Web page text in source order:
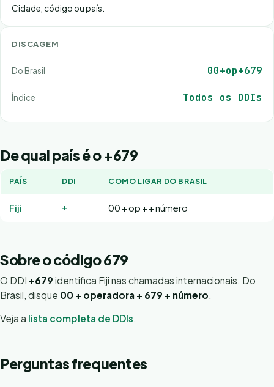
Cidade, código ou país.
DISCAGEM
Do Brasil 00+op+679
Índice Todos os DDIs
De qual país é o +679
PAÍS DDI COMO LIGAR DO BRASIL
Fiji + 00 + op + + número
Sobre o código 679
O DDI +679 identifica Fiji nas chamadas internacionais. Do
Brasil, disque 00 + operadora + 679 + número.
Veja a lista completa de DDIs.
Perguntas frequentes